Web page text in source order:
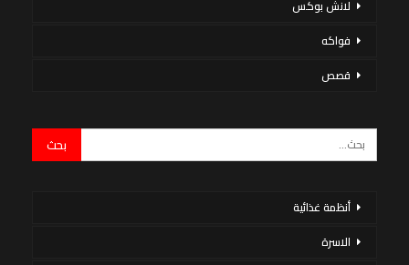
لانش بوكس
فواكه
قصص
أنظمة غذائية
الاسرة